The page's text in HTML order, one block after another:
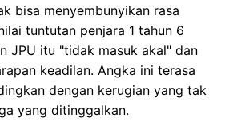
bisa menyembunyikan rasa
tuntutan penjara 1 tahun 6
JPU itu "tidak masuk akal" dan
keadilan. Angka ini terasa
dengan kerugian yang tak
yang ditinggalkan.